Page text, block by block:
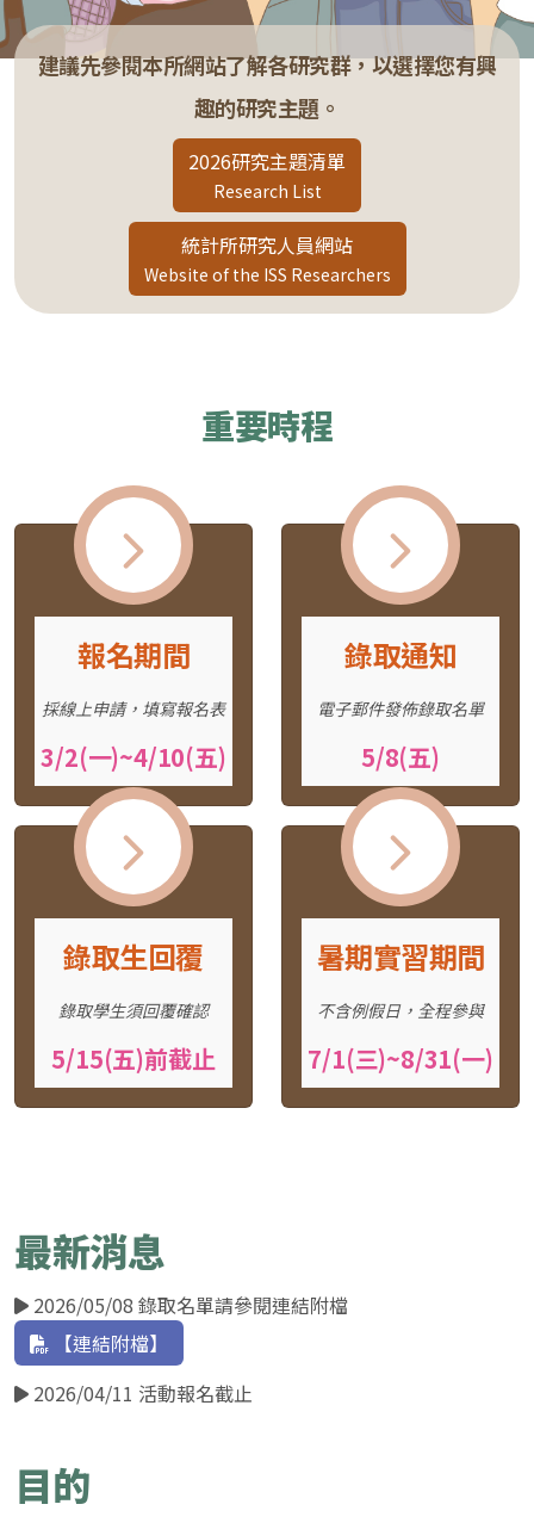
建議先參閱本所網站了解各研究群，以選擇您有興
趣的研究主題。
2026研究主題清單
Research List
統計所研究人員網站
Website of the ISS Researchers
重要時程
報名期間
採線上申請，填寫報名表
3/2(一)~4/10(五)
錄取通知
電子郵件發佈錄取名單
5/8(五)
錄取生回覆
錄取學生須回覆確認
5/15(五)前截止
暑期實習期間
不含例假日，全程參與
7/1(三)~8/31(一)
最新消息
2026/05/08 錄取名單請參閱連結附檔
【連結附檔】
2026/04/11 活動報名截止
目的